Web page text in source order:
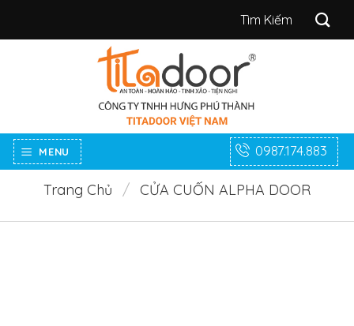
Tìm
MENU 0987.174.883
Trang Chủ / CỬA CUỐN ALPHA DOOR